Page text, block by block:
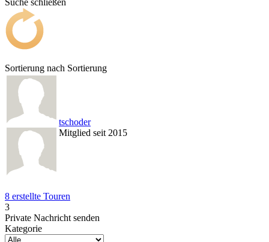
Suche schließen
Sortierung nach Sortierung
tschoder
Mitglied seit 2015
8 erstellte Touren
3
Private Nachricht senden
Kategorie